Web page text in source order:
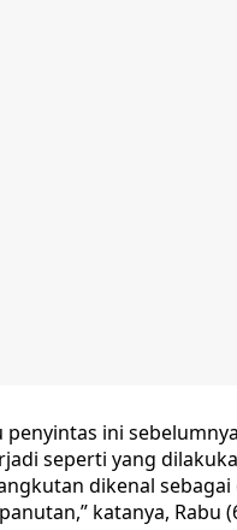
penyintas ini
seperti yang
dikenal
katanya, Rabu